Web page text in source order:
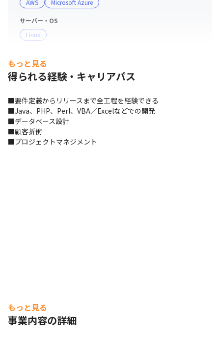
【独占】CTOが語る、フラットな雰囲気
AWS Microsoft Azure
サーバー・OS
Linux
アジャイル
BIツール
支給PC
Windows
もっと見る
得られる経験・キャリアパス
■要件定義からリリースまで全工程を経験できる
■Java、PHP、Perl、VBA／Excelなどでの開発
■データベース設計
■顧客折衝
■プロジェクトマネジメント
もっと見る
事業内容の詳細